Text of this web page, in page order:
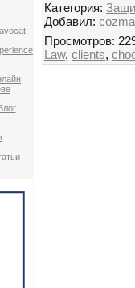
Категория:
Добавил: cozma
Просмотров:
Law, clients,